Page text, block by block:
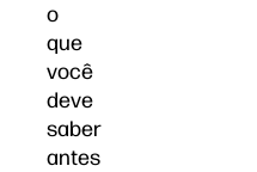
o
que
você
deve
saber
antes